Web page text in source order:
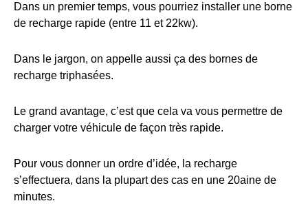
Dans un premier temps, vous pourriez installer une borne
de recharge rapide (entre 11 et 22kw).
Dans le jargon, on appelle aussi ça des bornes de
recharge triphasées.
Le grand avantage, c’est que cela va vous permettre de
charger votre véhicule de façon très rapide.
Pour vous donner un ordre d’idée, la recharge
s’effectuera, dans la plupart des cas en une 20aine de
minutes.